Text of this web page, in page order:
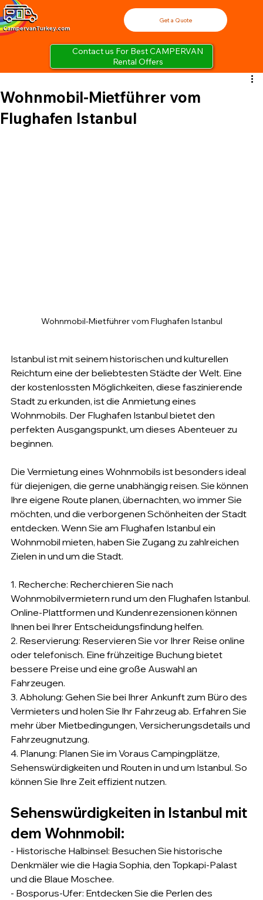
Contact us For Best CAMPERVAN
Rental Offers
Get a Quote
Wohnmobil-Mietführer vom
Flughafen Istanbul
Wohnmobil-Mietführer vom Flughafen Istanbul
Istanbul ist mit seinem historischen und kulturellen
Reichtum eine der beliebtesten Städte der Welt. Eine
der kostenlossten Möglichkeiten, diese faszinierende
Stadt zu erkunden, ist die Anmietung eines
Wohnmobils. Der Flughafen Istanbul bietet den
perfekten Ausgangspunkt, um dieses Abenteuer zu
beginnen.
Die Vermietung eines Wohnmobils ist besonders ideal
für diejenigen, die gerne unabhängig reisen. Sie können
Ihre eigene Route planen, übernachten, wo immer Sie
möchten, und die verborgenen Schönheiten der Stadt
entdecken. Wenn Sie am Flughafen Istanbul ein
Wohnmobil mieten, haben Sie Zugang zu zahlreichen
Zielen in und um die Stadt.
1. Recherche: Recherchieren Sie nach
Wohnmobilvermietern rund um den Flughafen Istanbul.
Online-Plattformen und Kundenrezensionen können
Ihnen bei Ihrer Entscheidungsfindung helfen.
2. Reservierung: Reservieren Sie vor Ihrer Reise online
oder telefonisch. Eine frühzeitige Buchung bietet
bessere Preise und eine große Auswahl an
Fahrzeugen.
3. Abholung: Gehen Sie bei Ihrer Ankunft zum Büro des
Vermieters und holen Sie Ihr Fahrzeug ab. Erfahren Sie
mehr über Mietbedingungen, Versicherungsdetails und
Fahrzeugnutzung.
4. Planung: Planen Sie im Voraus Campingplätze,
Sehenswürdigkeiten und Routen in und um Istanbul. So
können Sie Ihre Zeit effizient nutzen.
Sehenswürdigkeiten in Istanbul mit
dem Wohnmobil:
- Historische Halbinsel: Besuchen Sie historische
Denkmäler wie die Hagia Sophia, den Topkapi-Palast
und die Blaue Moschee.
- Bosporus-Ufer: Entdecken Sie die Perlen des